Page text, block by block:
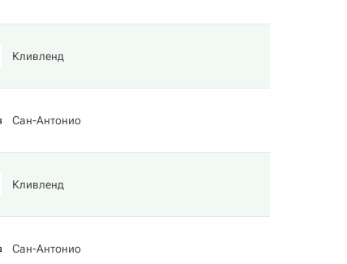
Кливленд
Сан-Антонио
Кливленд
Сан-Антонио